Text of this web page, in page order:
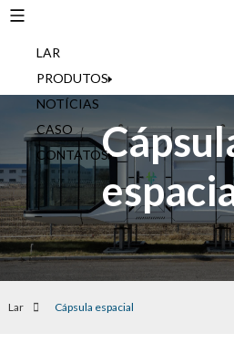
LAR
PRODUTOS
NOTÍCIAS
CASO
CONTATOS
Lar Cápsula espacial